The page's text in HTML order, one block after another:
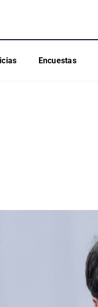
Encuestas